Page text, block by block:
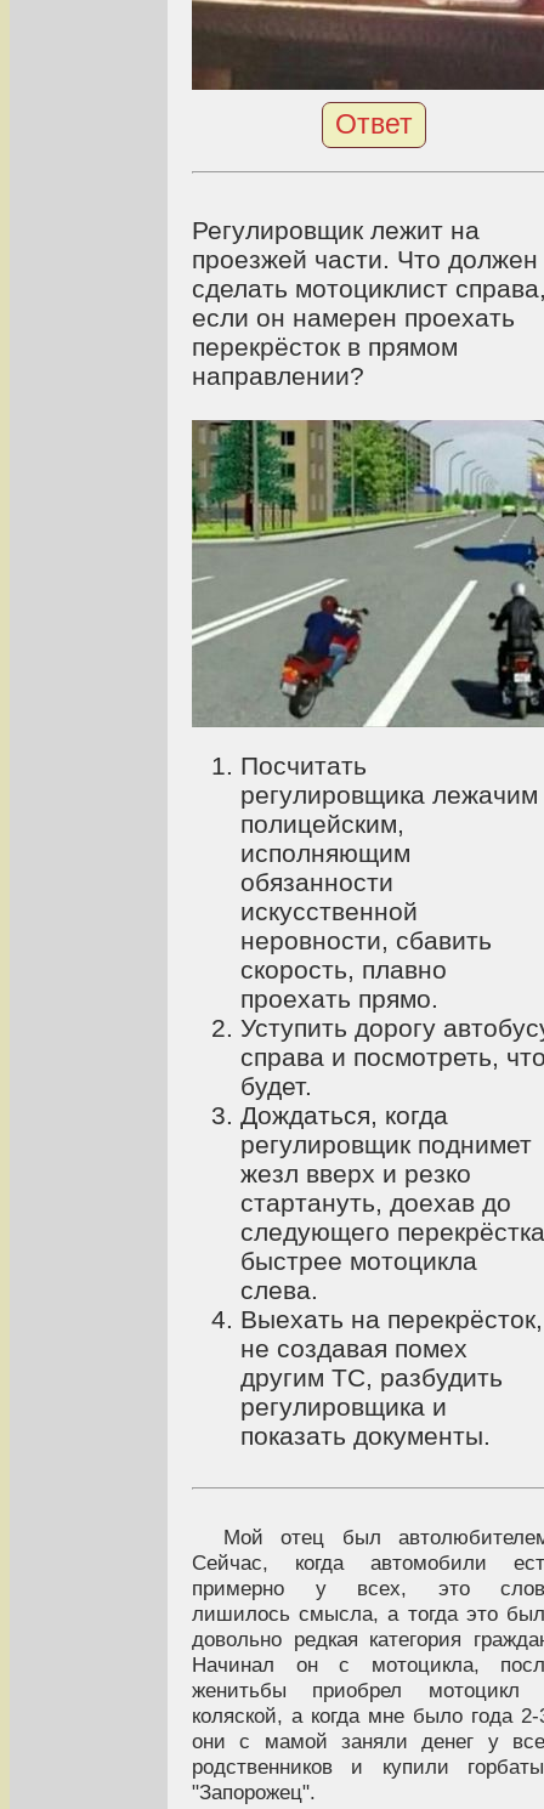
Ответ
Регулировщик лежит на
проезжей части. Что должен
сделать мотоциклист
если он намерен проехать
перекрёсток в прямом
направлении?
Посчитать
регулировщика лежачим
полицейским,
исполняющим
обязанности
искусственной
неровности, сбавить
скорость, плавно
проехать прямо.
Уступить дорогу
справа и посмотреть,
будет.
Дождаться, когда
регулировщик поднимет
жезл вверх и резко
стартануть, доехав до
следующего перекрёстка
быстрее мотоцикла
слева.
Выехать на перекрёсток,
не создавая помех
другим ТС, разбудить
регулировщика и
показать документы.
Мой отец был
Сейчас, когда автомобили
примерно у всех, это
лишилось смысла, а тогда это
довольно редкая категория
Начинал он с мотоцикла,
женитьбы приобрел мотоцикл
коляской, а когда мне было года 2-
они с мамой заняли денег у
родственников и купили
"Запорожец".